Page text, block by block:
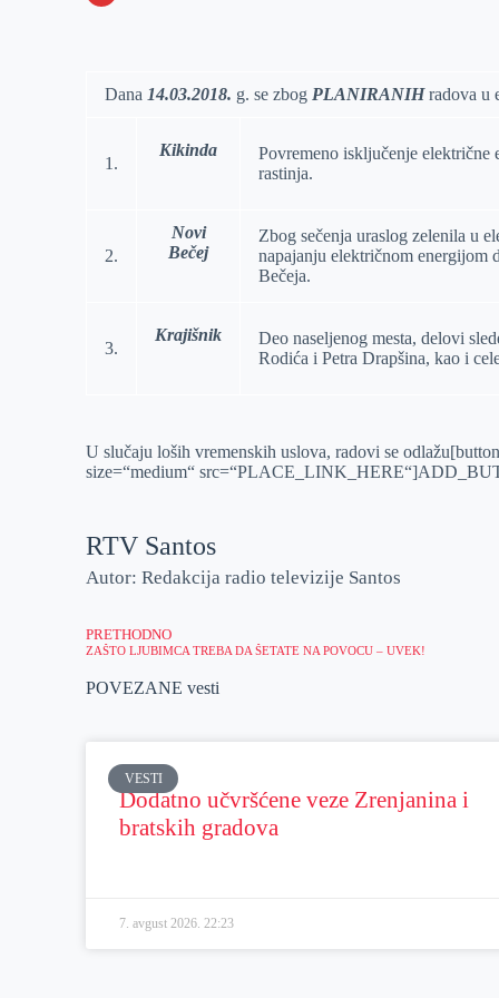
Dana 14.03.2018. g. se zbog PLANIRANIHradova u
1.
Kikinda
Povremeno isključenje
rastinja.
2.
Novi
Bečej
Zbog sečenja uraslog zelenila u
napajanju električnom energijom
Bečeja.
3.
Krajišnik
Deo naseljenog mesta, delovi
Rodića i Petra Drapšina, kao i
U slučaju loših vremenskih uslova, radovi se
size=“medium“
RTV Santos
Autor: Redakcija radio televizije Santos
PRETHODNO
ZAŠTO LJUBIMCA TREBA DA ŠETATE NA POVOCU – UVEK!
POVEZANE vesti
VESTI
Dodatno učvršćene veze Zrenjanina i
bratskih gradova
7. avgust 2026. 22:23